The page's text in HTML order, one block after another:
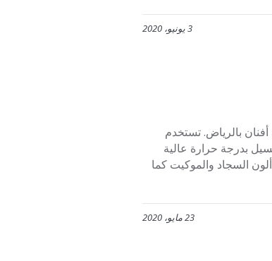
3 يونيو، 2020
اتصلوا بنا على الرقم 0507273739 مع شركة أفنان بالرياض. تستخدم
بدرجة حرارة عالية
السجاد والموكيت كما
23 مايو، 2020